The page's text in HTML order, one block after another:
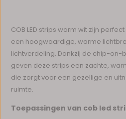
COB LED strips warm wit zijn
een hoogwaardige, warme
lichtverdeling. Dankzij de chip-on-
geven deze strips een zachte,
die zorgt voor een gezellige en
ruimte.
Toepassingen van cob led